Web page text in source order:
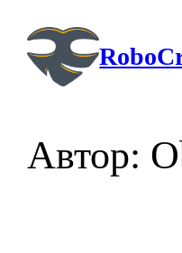
содержимому
Автор: